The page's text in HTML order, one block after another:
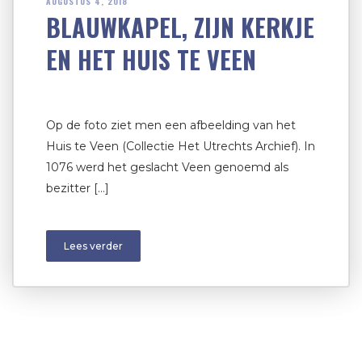
BLAUWKAPEL, ZIJN KERKJE
EN HET HUIS TE VEEN
Op de foto ziet men een afbeelding van het
Huis te Veen (Collectie Het Utrechts Archief). In
1076 werd het geslacht Veen genoemd als
bezitter […]
Lees verder